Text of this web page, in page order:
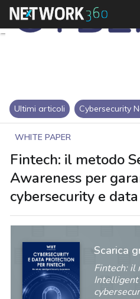
Ultimi articoli Cybersecurity
WHITE PAPER
Fintech: il metodo
Awareness per
cybersecurity e
Scarica
Fintech: il
Intelligent